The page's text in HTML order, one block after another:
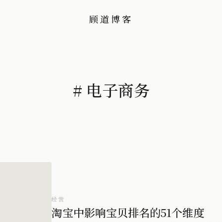
顾道博客
# 电子商务
经营
淘宝中影响宝贝排名的51个维度